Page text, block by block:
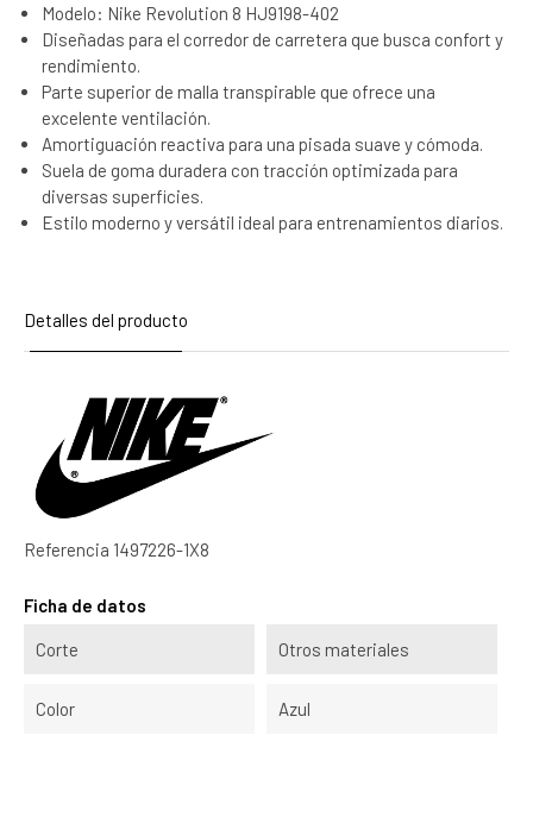
Modelo: Nike Revolution 8 HJ9198-402
Diseñadas para el corredor de carretera que busca confort y
rendimiento.
Parte superior de malla transpirable que ofrece una
excelente ventilación.
Amortiguación reactiva para una pisada suave y cómoda.
Suela de goma duradera con tracción optimizada para
diversas superficies.
Estilo moderno y versátil ideal para entrenamientos diarios.
Detalles del producto
Referencia 1497226-1X8
Ficha de datos
Corte Otros materiales
Color Azul